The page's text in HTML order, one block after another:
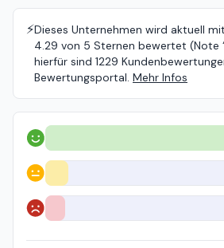
⚡️Dieses Unternehmen wird aktuell
4.29 von 5 Sternen bewertet (Note
hierfür sind 1229
Bewertungsportal. Mehr Infos
Positiv
Neutral
Negativ